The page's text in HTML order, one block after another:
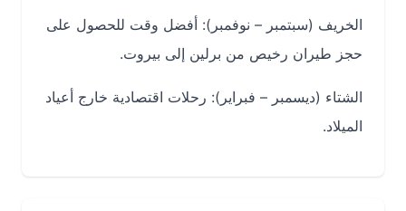
الخريف (سبتمبر – نوفمبر): أفضل وقت للحصول على
حجز طيران رخيص من برلين إلى بيروت.
الشتاء (ديسمبر – فبراير): رحلات اقتصادية خارج أعياد
الميلاد.